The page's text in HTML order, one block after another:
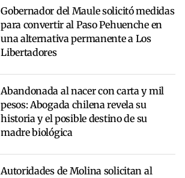
Gobernador del Maule solicitó medidas
para convertir al Paso Pehuenche en
una alternativa permanente a Los
Libertadores
Abandonada al nacer con carta y mil
pesos: Abogada chilena revela su
historia y el posible destino de su
madre biológica
Autoridades de Molina solicitan al